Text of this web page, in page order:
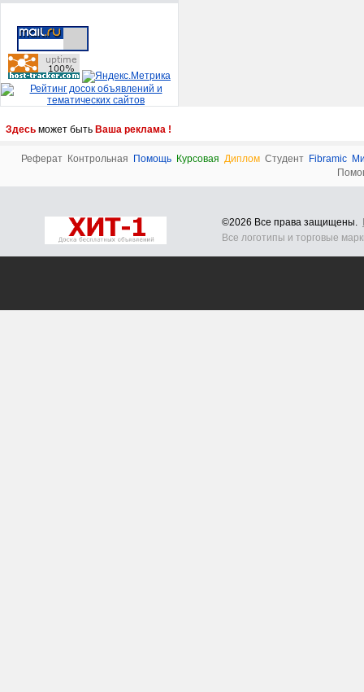
Здесь может быть Ваша реклама !
Реферат Контрольная Помощь Курсовая Диплом Студент Fibramic
©2026 Все права защищены.
Все логотипы и торговые